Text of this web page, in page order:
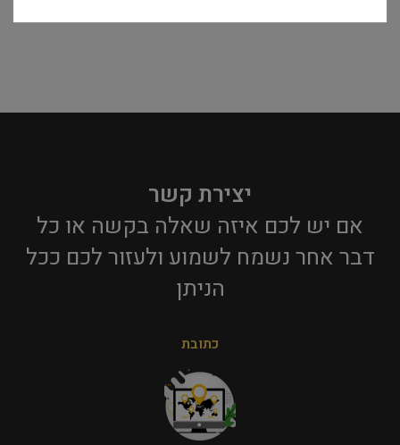
יצירת קשר
אם יש לכם איזה שאלה בקשה או כל
דבר אחר נשמח לשמוע ולעזור לכם ככל
הניתן​
כתובת